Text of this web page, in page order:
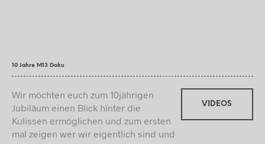
10 Jahre M13 Doku
Wir möchten euch zum 10jährigen
Jubiläum einen Blick hinter die
Kulissen ermöglichen und zum ersten
mal zeigen wer wir eigentlich sind und
VIDEOS